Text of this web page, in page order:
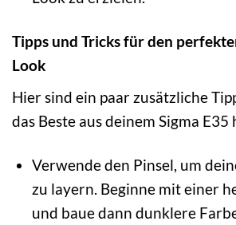
Tipps und Tricks für den
Look
Hier sind ein paar zusätzliche
das Beste aus deinem Sigma
Verwende den Pinsel, um
zu layern. Beginne mit einer
und baue dann dunklere